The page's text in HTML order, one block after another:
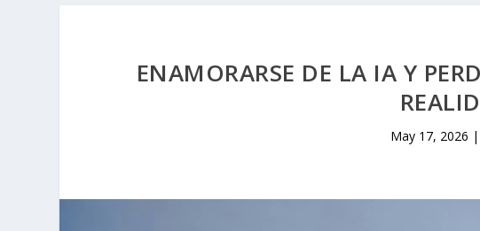
ENAMORARSE DE LA IA Y
May 17, 2026 |